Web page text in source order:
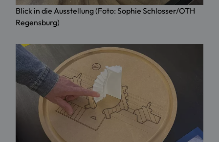
Blick in die Ausstellung (Foto: Sophie Schlosser/OTH
Regensburg)